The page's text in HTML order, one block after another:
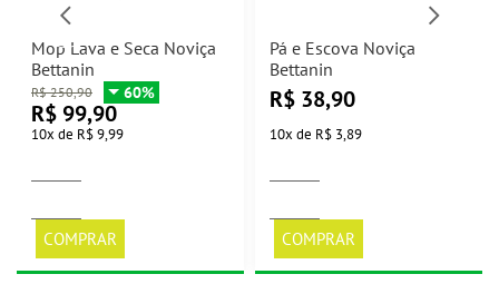
Mop Lava e Seca Noviça
Bettanin
R$ 250,90 60%
R$ 99,90
10x de R$ 9,99
COMPRAR
Pá e Escova Noviça
Bettanin
R$ 38,90
10x de R$ 3,89
COMPRAR